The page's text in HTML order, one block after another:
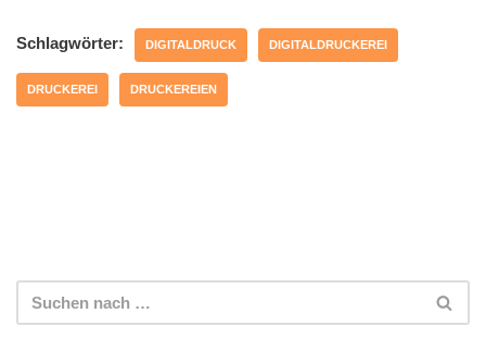
Schlagwörter: DIGITALDRUCK DIGITALDRUCKEREI
DRUCKEREI DRUCKEREIEN